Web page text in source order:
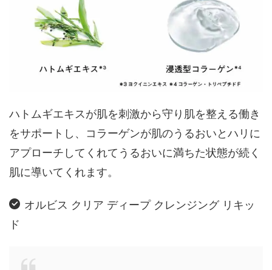
ハトムギエキスが肌を刺激から守り肌を整える働き
をサポートし、コラーゲンが肌のうるおいとハリに
アプローチしてくれてうるおいに満ちた状態が続く
肌に導いてくれます。
オルビス クリア ディープ クレンジング リキッ
ド